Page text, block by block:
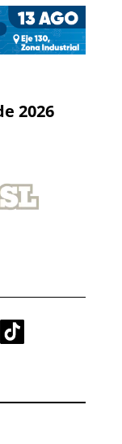
2026